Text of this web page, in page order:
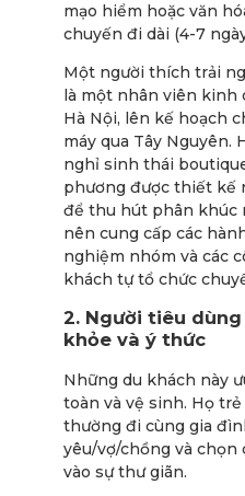
mạo hiểm hoặc văn
chuyến đi dài (4-7
Một người thích trải
là một nhân viên kinh
Hà Nội, lên kế hoạch
máy qua Tây Nguyên.
nghỉ sinh thái
phương được thiết kế
để thu hút phân khúc
nên cung cấp các
nghiệm nhóm và các
khách tự tổ chức
2. Người tiêu
khỏe và ý thức
Những du khách này
toàn và vệ sinh. Họ trẻ
thường đi cùng gia
yêu/vợ/chồng và
vào sự thư giãn.